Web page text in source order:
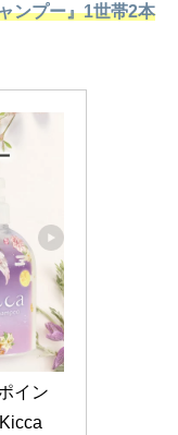
ンプー』1世帯2本
イン